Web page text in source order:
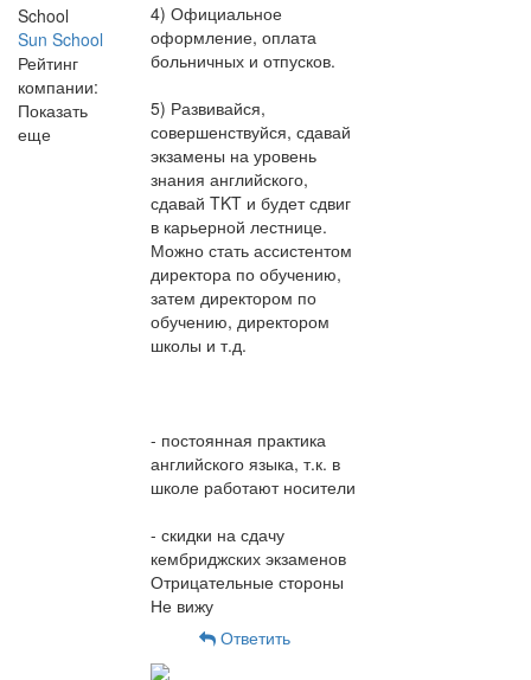
Sun School
Рейтинг
компании:
Показать
еще
4) Официальное
оформление, оплата
больничных и отпусков.
5) Развивайся,
совершенствуйся, сдавай
экзамены на уровень
знания английского,
сдавай TKT и будет сдвиг
в карьерной лестнице.
Можно стать ассистентом
директора по обучению,
затем директором по
обучению, директором
школы и т.д.
- постоянная практика
английского языка, т.к. в
школе работают носители
- скидки на сдачу
кембриджских экзаменов
Отрицательные стороны
Не вижу
Ответить